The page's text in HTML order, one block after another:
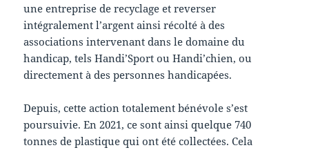
une entreprise de recyclage et reverser
intégralement l’argent ainsi récolté à des
associations intervenant dans le domaine du
handicap, tels Handi’Sport ou Handi’chien, ou
directement à des personnes handicapées.
Depuis, cette action totalement bénévole s’est
poursuivie. En 2021, ce sont ainsi quelque 740
tonnes de plastique qui ont été collectées. Cela